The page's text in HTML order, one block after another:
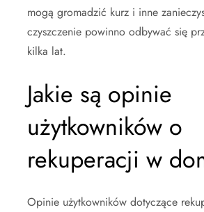
mogą gromadzić kurz i inne
czyszczenie powinno odbywać się
kilka lat.
Jakie są opinie
użytkowników o
rekuperacji w
Opinie użytkowników dotyczące